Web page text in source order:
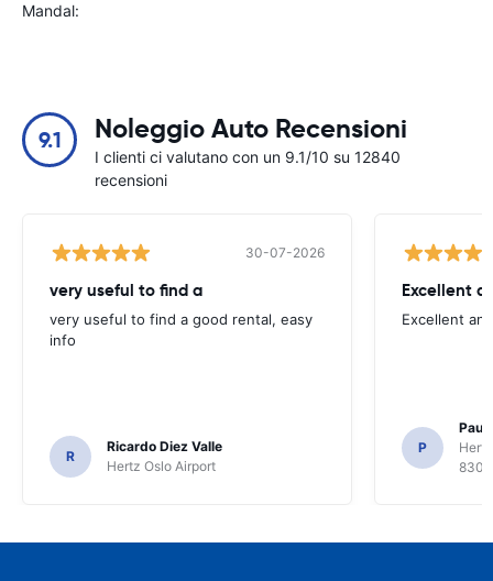
Mandal:
9.1 Noleggio Auto Recensioni
I clienti ci valutano con un 9.1/10 su 12840
recensioni
30-07-2026
very useful to find a
very useful to find a good rental, easy
info
R
Ricardo Diez Valle
Hertz Oslo Airport
Excellent
Excellent
P
Paul
8300